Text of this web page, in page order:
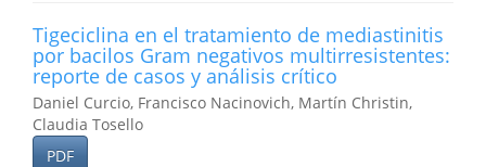
Tigeciclina en el tratamiento de mediastinitis
por bacilos Gram negativos multirresistentes:
reporte de casos y análisis crítico
Daniel Curcio, Francisco Nacinovich, Martín Christin,
Claudia Tosello
PDF